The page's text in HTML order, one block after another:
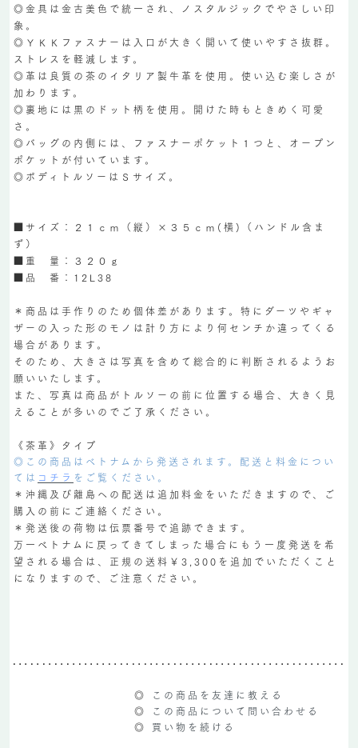
◎金具は金古美色で統一され、ノスタルジックでやさしい印
象。
◎ＹＫＫファスナーは入口が大きく開いて使いやすさ抜群。
ストレスを軽減します。
◎革は良質の茶のイタリア製牛革を使用。使い込む楽しさが
加わります。
◎裏地には黒のドット柄を使用。開けた時もときめく可愛
さ。
◎バッグの内側には、ファスナーポケット１つと、オープン
ポケットが付いています。
◎ボディトルソーはＳサイズ。
■サイズ：２１ｃｍ（縦）×３５ｃｍ(横)（ハンドル含ま
ず）
■重 量：３２０ｇ
■品 番：12L38
＊商品は手作りのため個体差があります。特にダーツやギャ
ザーの入った形のモノは計り方により何センチか違ってくる
場合があります。
そのため、大きさは写真を含めて総合的に判断されるようお
願いいたします。
また、写真は商品がトルソーの前に位置する場合、大きく見
えることが多いのでご了承ください。
《茶革》タイプ
◎この商品はベトナムから発送されます。配送と料金につい
ては コチラ をご覧ください。
＊沖縄及び離島への配送は追加料金をいただきますので、ご
購入の前にご連絡ください。
＊発送後の荷物は伝票番号で追跡できます。
万一ベトナムに戻ってきてしまった場合にもう一度発送を希
望される場合は、正規の送料￥3,300を追加でいただくこと
になりますので、ご注意ください。
◎
この商品を友達に教える
◎
この商品について問い合わせる
◎ 買い物を続ける